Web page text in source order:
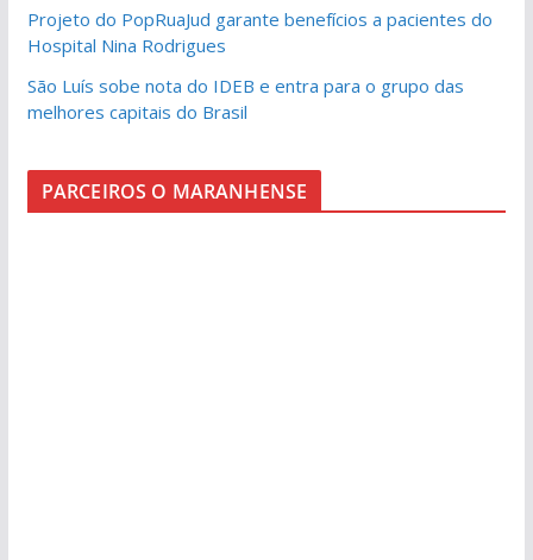
Projeto do PopRuaJud garante benefícios a pacientes do
Hospital Nina Rodrigues
São Luís sobe nota do IDEB e entra para o grupo das
melhores capitais do Brasil
PARCEIROS O MARANHENSE